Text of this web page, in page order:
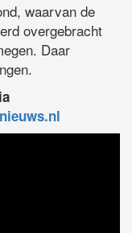
waarvan de
overgebracht
Daar